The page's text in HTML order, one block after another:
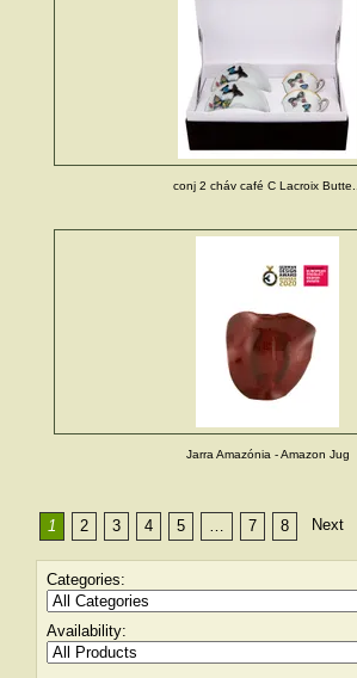
conj 2 cháv café C Lacroix Butte...
Jarra Amazónia - Amazon Jug
1 2 3 4 5 … 7 8 Next
Categories:
Availability: